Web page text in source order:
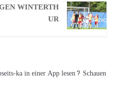
WINTERTH
UR
ka in einer App lesen? Schauen